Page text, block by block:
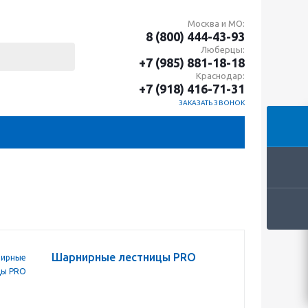
Москва и МО:
8 (800) 444-43-93
Люберцы:
+7 (985) 881-18-18
Краснодар:
+7 (918) 416-71-31
ЗАКАЗАТЬ ЗВОНОК
Шарнирные лестницы PRO